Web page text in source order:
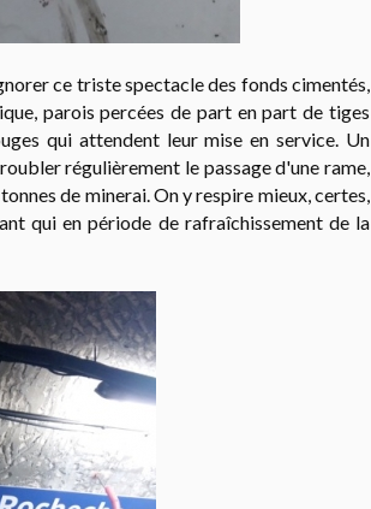
ce triste spectacle des fonds cimentés,
parois percées de part en part de tiges
qui attendent leur mise en service. Un
régulièrement le passage d'une rame,
de minerai. On y respire mieux, certes,
qui en période de rafraîchissement de la